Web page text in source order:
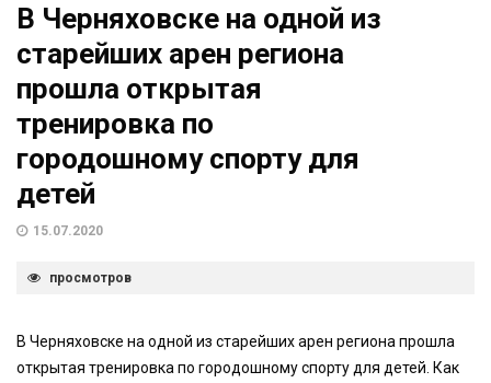
В Черняховске на одной из
старейших арен региона
прошла открытая
тренировка по
городошному спорту для
детей
15.07.2020
просмотров
В Черняховске на одной из старейших арен региона прошла
открытая тренировка по городошному спорту для детей. Как